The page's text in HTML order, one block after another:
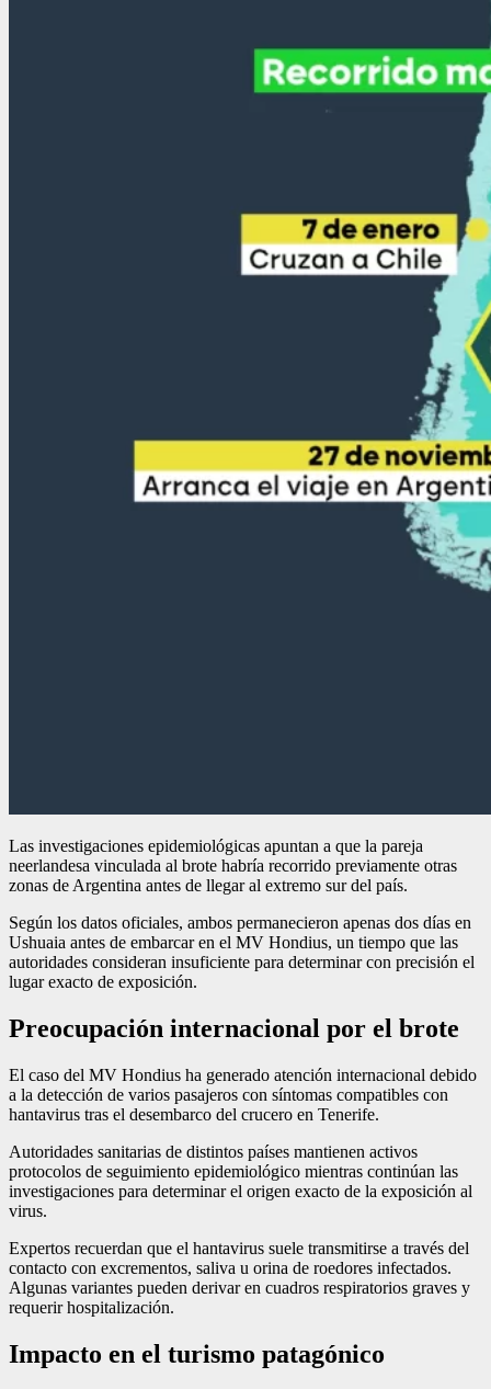
Las investigaciones epidemiológicas apuntan a que la pareja
neerlandesa vinculada al brote habría recorrido previamente otras
zonas de Argentina antes de llegar al extremo sur del país.
Según los datos oficiales, ambos permanecieron apenas dos días en
Ushuaia antes de embarcar en el MV Hondius, un tiempo que las
autoridades consideran insuficiente para determinar con precisión el
lugar exacto de exposición.
Preocupación internacional por el brote
El caso del MV Hondius ha generado atención internacional debido
a la detección de varios pasajeros con síntomas compatibles con
hantavirus tras el desembarco del crucero en Tenerife.
Autoridades sanitarias de distintos países mantienen activos
protocolos de seguimiento epidemiológico mientras continúan las
investigaciones para determinar el origen exacto de la exposición al
virus.
Expertos recuerdan que el hantavirus suele transmitirse a través del
contacto con excrementos, saliva u orina de roedores infectados.
Algunas variantes pueden derivar en cuadros respiratorios graves y
requerir hospitalización.
Impacto en el turismo patagónico